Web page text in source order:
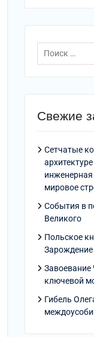
Поиск
по:
Свежие
Сетчатые
мировое
События в
Великого
Польское
Зарождение
Завоевание
ключевой
Гибель